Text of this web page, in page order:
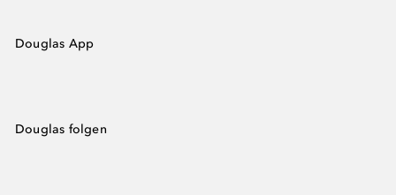
Douglas App
Douglas folgen